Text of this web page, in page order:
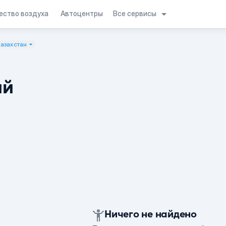
воздуха Автоцентры Все сервисы
Ничего не найдено